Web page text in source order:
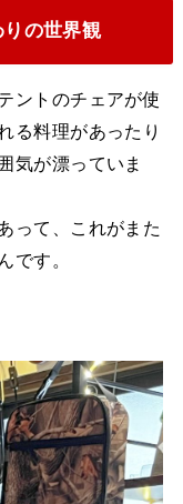
の世界観
ントのチェアが使
る料理があったり
気が漂っていま
って、これがまた
です。